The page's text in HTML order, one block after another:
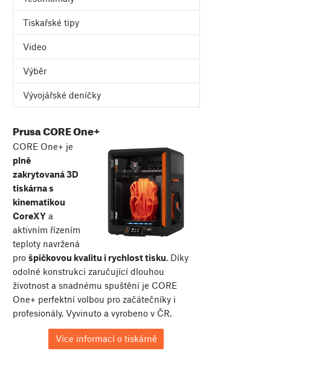
Tiskařské tipy
Video
Výběr
Vývojářské deníčky
Prusa CORE One+
CORE One+ je
plně
zakrytovaná 3D
tiskárna s
kinematikou
CoreXYa
aktivním řízením
teploty navržená
pro špičkovou kvalitu i rychlost tisku. Díky
odolné konstrukci zaručující dlouhou
životnost a snadnému spuštění je CORE
One+ perfektní volbou pro začátečníky i
profesionály. Vyvinuto a vyrobeno v ČR.
Více informací o tiskárně